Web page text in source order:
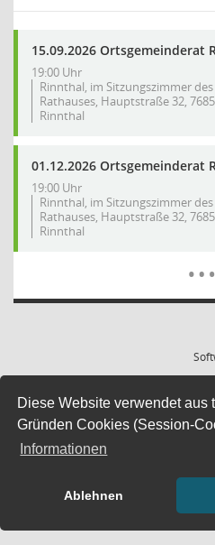
Diese Website verwendet aus
Gründen Cookies (Session-
Informationen
Ablehnen
15.09.2026 Ortsgemeinderat
19:00 Uhr
Rinnthal, im Sitzungszimmer des
Rathauses, Hauptstraße 32,
Rinnthal
01.12.2026 Ortsgemeinderat
19:00 Uhr
Rinnthal, im Sitzungszimmer des
Rathauses, Hauptstraße 32,
Rinnthal
…